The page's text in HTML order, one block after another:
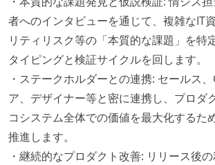
者へのインタビューを通じて、複雑なIT
リティリスク等の「本質的な課題」を特
タイピングと検証サイクルを回します。
・ステークホルダーとの連携: セールス
ア、デザイナー等と密に連携し、プロダ
コシステム全体での価値を最大化するた
推進します。
・継続的なプロダクト改善: リリース後